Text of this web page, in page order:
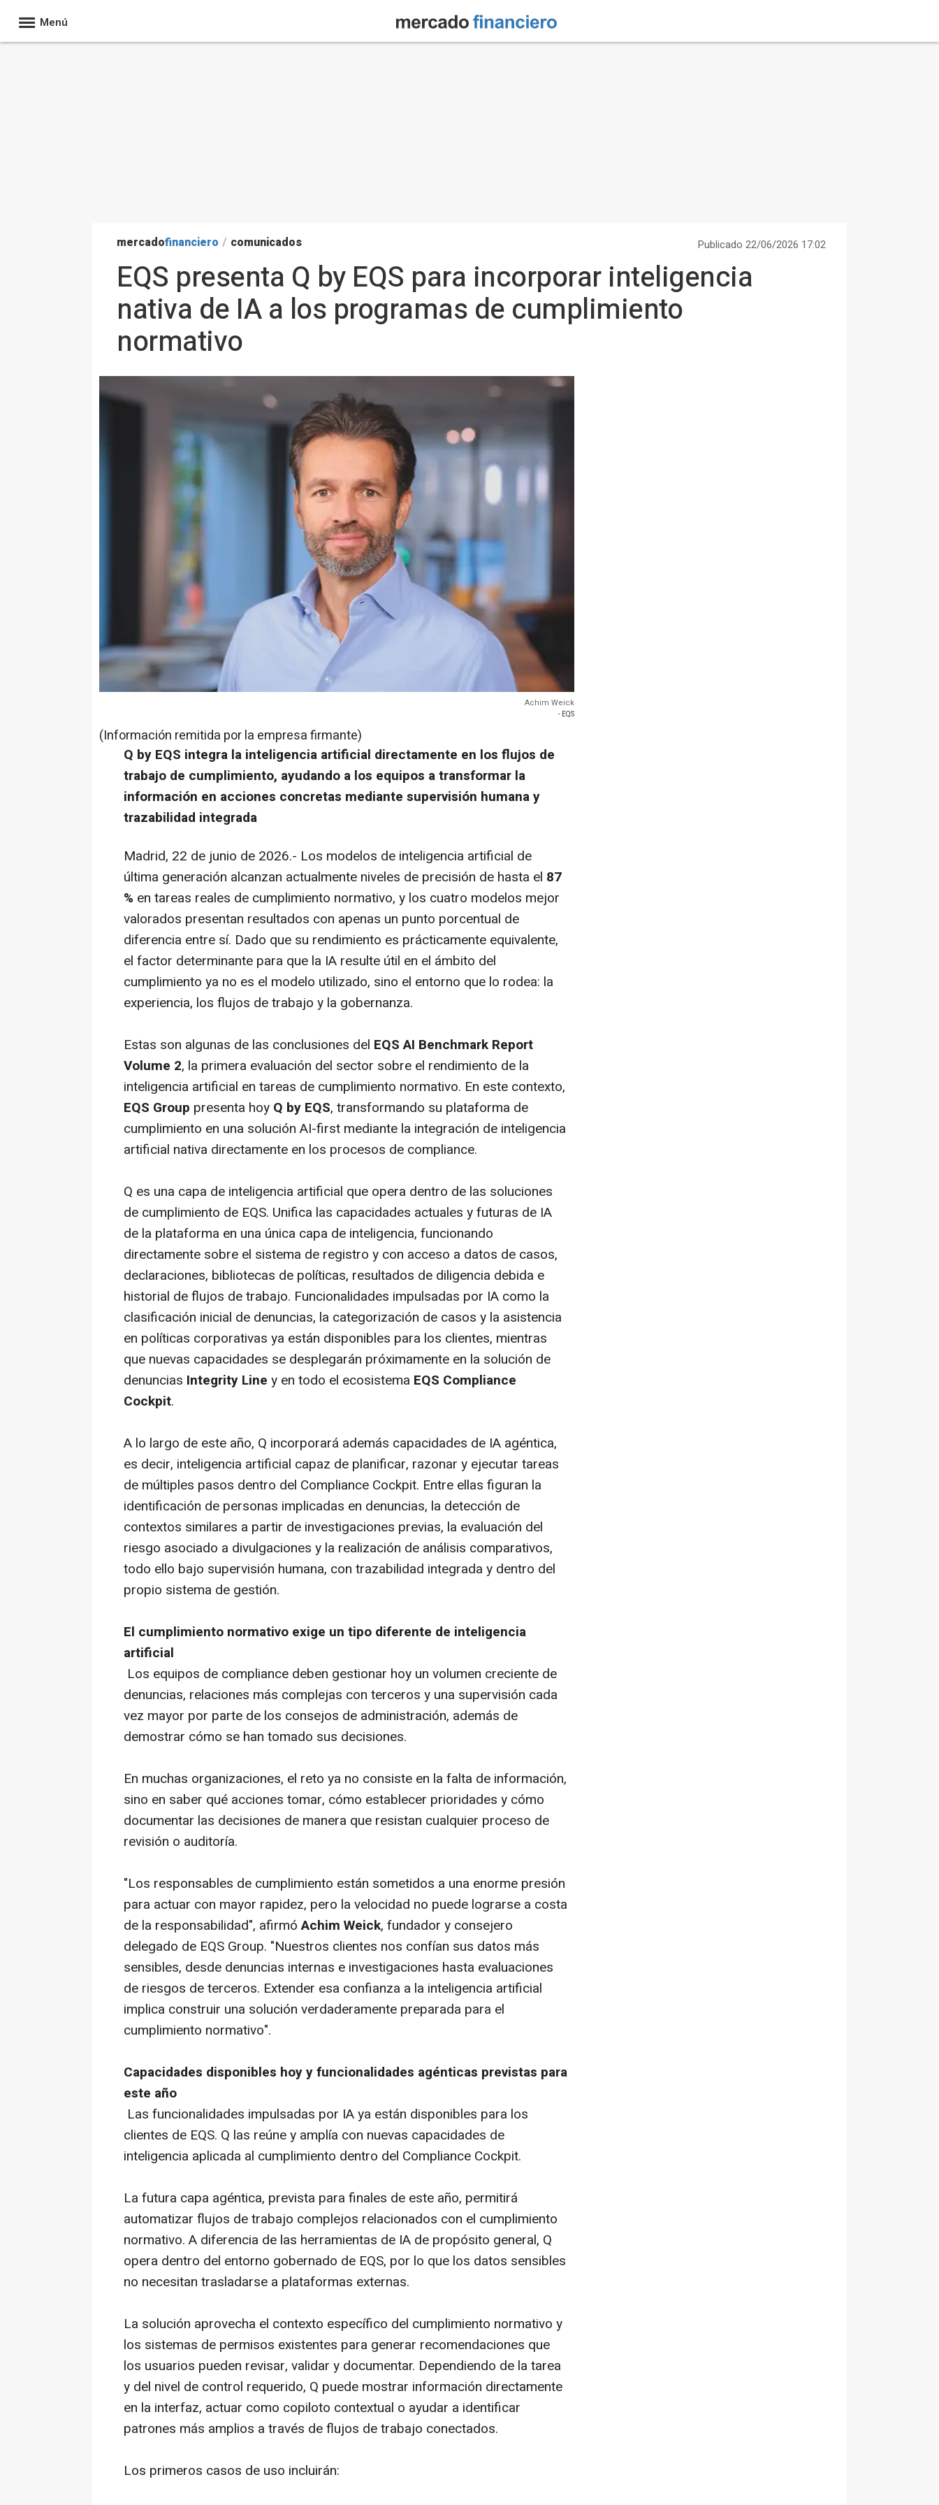
Menú
mercadofinanciero / comunicados Publicado 22/06/2026 17:02
EQS presenta Q by EQS para incorporar inteligencia
nativa de IA a los programas de cumplimiento
normativo
Achim Weick
- EQS
(Información remitida por la empresa firmante)
Q by EQS integra la inteligencia artificial directamente en los flujos de
trabajo de cumplimiento, ayudando a los equipos a transformar la
información en acciones concretas mediante supervisión humana y
trazabilidad integrada
Madrid, 22 de junio de 2026.- Los modelos de inteligencia artificial de
última generación alcanzan actualmente niveles de precisión de hasta el 87
% en tareas reales de cumplimiento normativo, y los cuatro modelos mejor
valorados presentan resultados con apenas un punto porcentual de
diferencia entre sí. Dado que su rendimiento es prácticamente equivalente,
el factor determinante para que la IA resulte útil en el ámbito del
cumplimiento ya no es el modelo utilizado, sino el entorno que lo rodea: la
experiencia, los flujos de trabajo y la gobernanza.
Estas son algunas de las conclusiones del EQS AI Benchmark Report
Volume 2, la primera evaluación del sector sobre el rendimiento de la
inteligencia artificial en tareas de cumplimiento normativo. En este contexto,
EQS Group presenta hoy Q by EQS, transformando su plataforma de
cumplimiento en una solución AI-first mediante la integración de inteligencia
artificial nativa directamente en los procesos de compliance.
Q es una capa de inteligencia artificial que opera dentro de las soluciones
de cumplimiento de EQS. Unifica las capacidades actuales y futuras de IA
de la plataforma en una única capa de inteligencia, funcionando
directamente sobre el sistema de registro y con acceso a datos de casos,
declaraciones, bibliotecas de políticas, resultados de diligencia debida e
historial de flujos de trabajo. Funcionalidades impulsadas por IA como la
clasificación inicial de denuncias, la categorización de casos y la asistencia
en políticas corporativas ya están disponibles para los clientes, mientras
que nuevas capacidades se desplegarán próximamente en la solución de
denuncias Integrity Line y en todo el ecosistema EQS Compliance
Cockpit.
A lo largo de este año, Q incorporará además capacidades de IA agéntica,
es decir, inteligencia artificial capaz de planificar, razonar y ejecutar tareas
de múltiples pasos dentro del Compliance Cockpit. Entre ellas figuran la
identificación de personas implicadas en denuncias, la detección de
contextos similares a partir de investigaciones previas, la evaluación del
riesgo asociado a divulgaciones y la realización de análisis comparativos,
todo ello bajo supervisión humana, con trazabilidad integrada y dentro del
propio sistema de gestión.
El cumplimiento normativo exige un tipo diferente de inteligencia
artificial
Los equipos de compliance deben gestionar hoy un volumen creciente de
denuncias, relaciones más complejas con terceros y una supervisión cada
vez mayor por parte de los consejos de administración, además de
demostrar cómo se han tomado sus decisiones.
En muchas organizaciones, el reto ya no consiste en la falta de información,
sino en saber qué acciones tomar, cómo establecer prioridades y cómo
documentar las decisiones de manera que resistan cualquier proceso de
revisión o auditoría.
"Los responsables de cumplimiento están sometidos a una enorme presión
para actuar con mayor rapidez, pero la velocidad no puede lograrse a costa
de la responsabilidad", afirmóAchim Weick, fundador y consejero
delegado de EQS Group. "Nuestros clientes nos confían sus datos más
sensibles, desde denuncias internas e investigaciones hasta evaluaciones
de riesgos de terceros. Extender esa confianza a la inteligencia artificial
implica construir una solución verdaderamente preparada para el
cumplimiento normativo".
Capacidades disponibles hoy y funcionalidades agénticas previstas para
este año
Las funcionalidades impulsadas por IA ya están disponibles para los
clientes de EQS. Q las reúne y amplía con nuevas capacidades de
inteligencia aplicada al cumplimiento dentro del Compliance Cockpit.
La futura capa agéntica, prevista para finales de este año, permitirá
automatizar flujos de trabajo complejos relacionados con el cumplimiento
normativo. A diferencia de las herramientas de IA de propósito general, Q
opera dentro del entorno gobernado de EQS, por lo que los datos sensibles
no necesitan trasladarse a plataformas externas.
La solución aprovecha el contexto específico del cumplimiento normativo y
los sistemas de permisos existentes para generar recomendaciones que
los usuarios pueden revisar, validar y documentar. Dependiendo de la tarea
y del nivel de control requerido, Q puede mostrar información directamente
en la interfaz, actuar como copiloto contextual o ayudar a identificar
patrones más amplios a través de flujos de trabajo conectados.
Los primeros casos de uso incluirán: